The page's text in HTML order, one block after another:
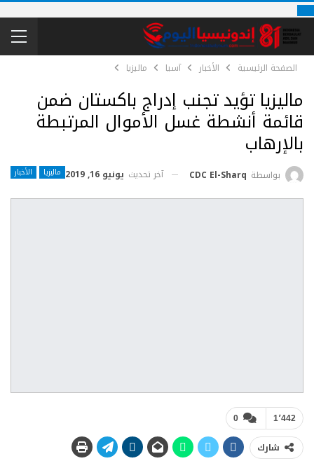
الصفحة الرئيسية الأخبار آسيا ماليزيا
ماليزيا تؤيد تجنب إدراج باكستان ضمن
قائمة أنشطة غسل الأموال المرتبطة
بالإرهاب
ماليزيا الأخبار بواسطة CDC El-Sharq آخر تحديث يونيو 16, 2019
0 1٬442
شارك